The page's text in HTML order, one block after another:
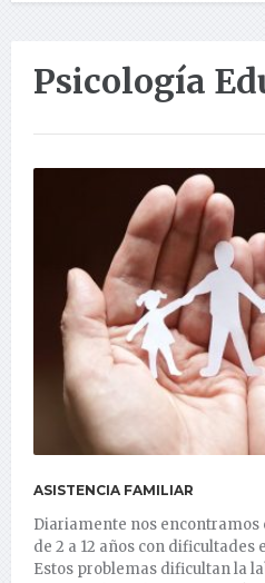
Psicología
ASISTENCIA FAMILIAR
Diariamente nos encontramos
de 2 a 12 años con
Estos problemas dificultan la